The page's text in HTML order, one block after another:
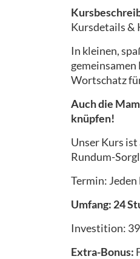
Kursdetails &
In kleinen,
gemeinsamen
Wortschatz
Auch die
knüpfen!
Unser Kurs
Rundum-
Termin:
Umfang: 24
Investition:
Extra-Bonus: